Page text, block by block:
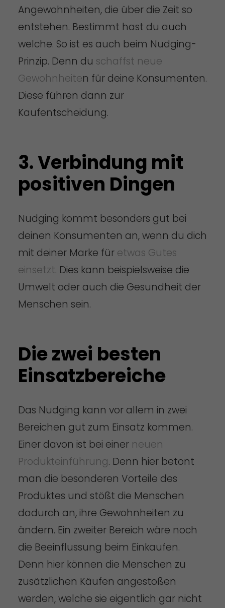
Angewohnheiten, die über die Zeit so
entstehen. Bestimmt hast du auch
welche. So ist es auch beim Nudging-
Prinzip. Denn du schaffst neue
Gewohnheiten für deine Konsumenten.
Diese führen dann zur
Kaufentscheidung.
3. Verbindung mit
positiven Dingen
Nudging kommt besonders gut bei
deinen Konsumenten an, wenn du dich
mit deiner Marke für etwas Gutes
einsetzt. Dies kann beispielsweise die
Umwelt oder auch die Gesundheit der
Menschen sein.
Die zwei besten
Einsatzbereiche
Das Nudging kann vor allem in zwei
Bereichen gut zum Einsatz kommen.
Einer davon ist bei einer neuen
Produkteinführung. Denn hier betont
man die besonderen Vorteile des
Produktes und stößt die Menschen
dadurch an, ihre Gewohnheiten zu
ändern. Ein zweiter Bereich wäre noch
die Beeinflussung beim Einkaufen.
Denn hier können die Menschen zu
zusätzlichen Käufen angestoßen
werden, welche sie eigentlich gar nicht